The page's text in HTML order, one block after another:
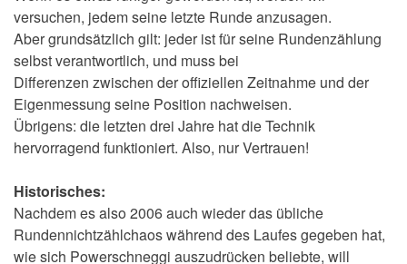
versuchen, jedem seine letzte Runde anzusagen.
Aber grundsätzlich gilt: jeder ist für seine Rundenzählung
selbst verantwortlich, und muss bei
Differenzen zwischen der offiziellen Zeitnahme und der
Eigenmessung seine Position nachweisen.
Übrigens: die letzten drei Jahre hat die Technik
hervorragend funktioniert. Also, nur Vertrauen!
Historisches:
Nachdem es also 2006 auch wieder das übliche
Rundennichtzählchaos während des Laufes gegeben hat,
wie sich Powerschneggi auszudrücken beliebte, will